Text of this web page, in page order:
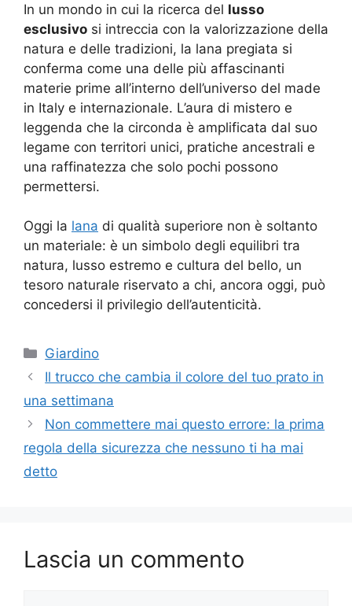
In un mondo in cui la ricerca del lusso
esclusivo si intreccia con la valorizzazione della
natura e delle tradizioni, la lana pregiata si
conferma come una delle più affascinanti
materie prime all’interno dell’universo del made
in Italy e internazionale. L’aura di mistero e
leggenda che la circonda è amplificata dal suo
legame con territori unici, pratiche ancestrali e
una raffinatezza che solo pochi possono
permettersi.
Oggi la lana di qualità superiore non è soltanto
un materiale: è un simbolo degli equilibri tra
natura, lusso estremo e cultura del bello, un
tesoro naturale riservato a chi, ancora oggi, può
concedersi il privilegio dell’autenticità.
Categorie
Giardino
Il trucco che cambia il colore del tuo prato in
una settimana
Non commettere mai questo errore: la prima
regola della sicurezza che nessuno ti ha mai
detto
Lascia un commento